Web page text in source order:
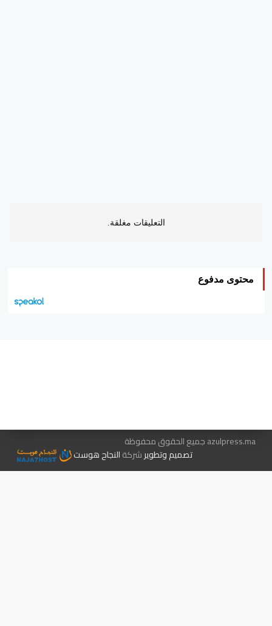
التعليقات مغلقة.
محتوى مدفوع
azulpress.ma جميع الحقوق محفوظة
تصميم وتطويرشركةالنجاح هوست